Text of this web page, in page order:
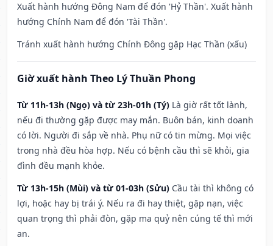
Xuất hành hướng Đông Nam để đón 'Hỷ Thần'. Xuất hành
hướng Chính Nam để đón 'Tài Thần'.
Tránh xuất hành hướng Chính Đông gặp Hạc Thần (xấu)
Giờ xuất hành Theo Lý Thuần Phong
Từ 11h-13h (Ngọ) và từ 23h-01h (Tý) Là giờ rất tốt lành,
nếu đi thường gặp được may mắn. Buôn bán, kinh doanh
có lời. Người đi sắp về nhà. Phụ nữ có tin mừng. Mọi việc
trong nhà đều hòa hợp. Nếu có bệnh cầu thì sẽ khỏi, gia
đình đều mạnh khỏe.
Từ 13h-15h (Mùi) và từ 01-03h (Sửu) Cầu tài thì không có
lợi, hoặc hay bị trái ý. Nếu ra đi hay thiệt, gặp nạn, việc
quan trọng thì phải đòn, gặp ma quỷ nên cúng tế thì mới
an.